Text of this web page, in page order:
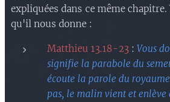
expliquées dans ce même
qu'il nous donne :
Matthieu 13.18-23 : Vous
signifie la parabole du
écoute la parole du
pas, le malin vient et enlève